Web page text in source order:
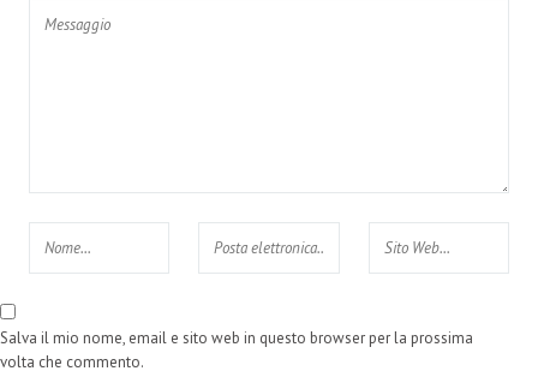
Salva il mio nome, email e sito web in questo browser per la prossima
volta che commento.